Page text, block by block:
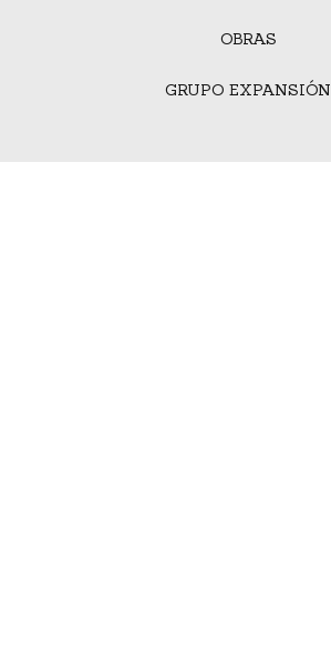
OBRAS
GRUPO EXPANSIÓN